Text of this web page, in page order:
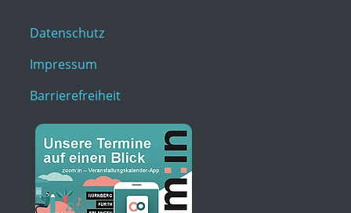
Datenschutz
Impressum
Barrierefreiheit